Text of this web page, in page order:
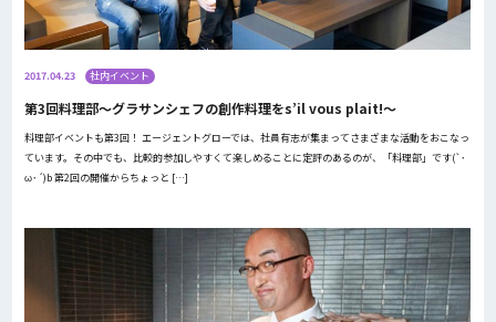
2017.04.23 社内イベント
第3回料理部〜グラサンシェフの創作料理をs’il vous plait!〜
料理部イベントも第3回！ エージェントグローでは、社員有志が集まってさまざまな活動をおこなっ
ています。その中でも、比較的参加しやすくて楽しめることに定評のあるのが、「料理部」です(`･
ω･´)b 第2回の開催からちょっと […]